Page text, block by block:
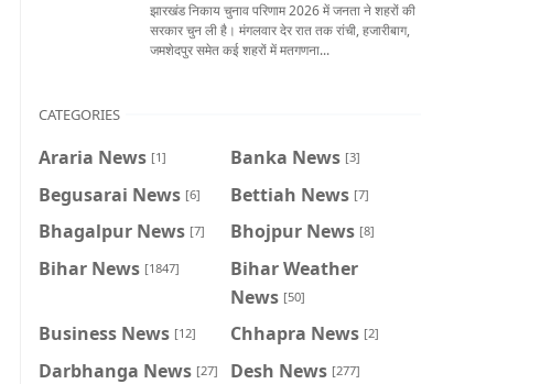
झारखंड निकाय चुनाव परिणाम 2026 में जनता ने शहरों की
सरकार चुन ली है। मंगलवार देर रात तक रांची, हजारीबाग,
जमशेदपुर समेत कई शहरों में मतगणना...
CATEGORIES
Araria News [1] Banka News [3]
Begusarai News [6] Bettiah News [7]
Bhagalpur News [7] Bhojpur News [8]
Bihar News [1847]
Bihar Weather
News [50]
Business News [12] Chhapra News [2]
Darbhanga News [27] Desh News [277]